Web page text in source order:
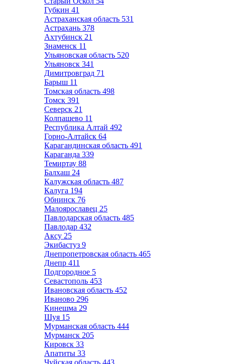
Губкин 41
Астраханская область 531
Астрахань 378
Ахтубинск 21
Знаменск 11
Ульяновская область 520
Ульяновск 341
Димитровград 71
Барыш 11
Томская область 498
Томск 391
Северск 21
Колпашево 11
Республика Алтай 492
Горно-Алтайск 64
Карагандинская область 491
Караганда 339
Темиртау 88
Балхаш 24
Калужская область 487
Калуга 194
Обнинск 76
Малоярославец 25
Павлодарская область 485
Павлодар 432
Аксу 25
Экибастуз 9
Днепропетровская область 465
Днепр 411
Подгородное 5
Севастополь 453
Ивановская область 452
Иваново 296
Кинешма 29
Шуя 15
Мурманская область 444
Мурманск 205
Кировск 33
Апатиты 33
Чуйская область 443